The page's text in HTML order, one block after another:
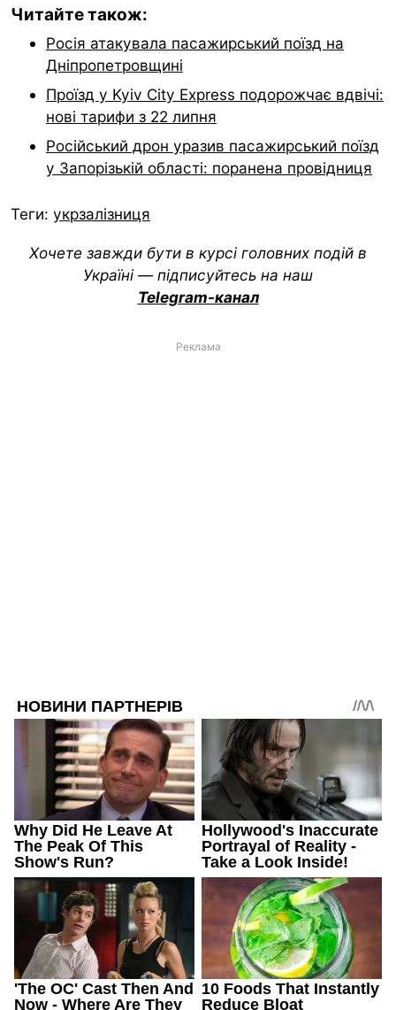
Читайте також:
Росія атакувала пасажирський поїзд на
Дніпропетровщині
Проїзд у Kyiv City Express подорожчає вдвічі:
нові тарифи з 22 липня
Російський дрон уразив пасажирський поїзд
у Запорізькій області: поранена провідниця
Теги: укрзалізниця
Хочете завжди бути в курсі головних подій в
Україні — підписуйтесь на наш
Telegram-канал
Реклама